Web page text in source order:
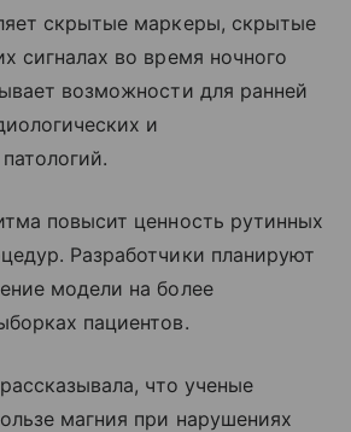
скрытые маркеры, скрытые
сигналах во время ночного
возможности для ранней
и
повысит ценность рутинных
Разработчики планируют
модели на более
пациентов.
что ученые
магния при нарушениях